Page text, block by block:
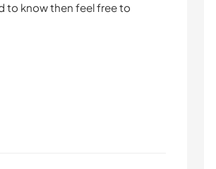
to know then feel free to